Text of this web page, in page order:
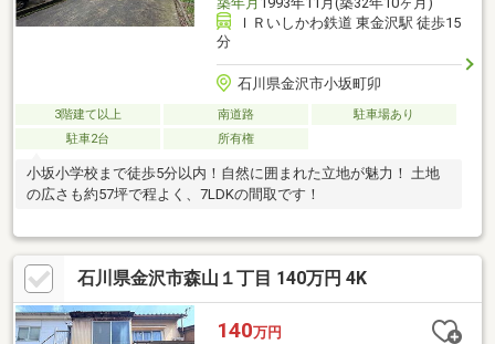
ＩＲいしかわ鉄道 東金沢駅 徒歩15
分
石川県金沢市小坂町卯
3階建て以上 南道路
駐車場あり
駐車2台
所有権
小坂小学校まで徒歩5分以内！自然に囲まれた立地が魅力！ 土地
の広さも約57坪で程よく、7LDKの間取です！
石川県金沢市森山１丁目 140万円 4K
140万円